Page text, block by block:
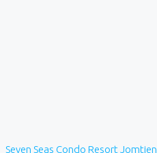
Seven Seas Condo Resort Jomtien